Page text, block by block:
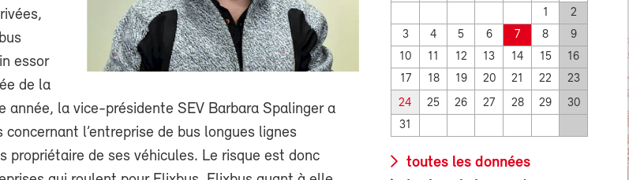
essor
de la
année, la vice-présidente SEV Barbara Spalinger a
l’entreprise de bus longues lignes
propriétaire de ses véhicules. Le risque est donc
1
2
3
4 5 6 7 8
9
10
11 12 13 14 15
16
17
18 19 20 21 22 23
24 25 26 27 28 29
30
31
toutes les données